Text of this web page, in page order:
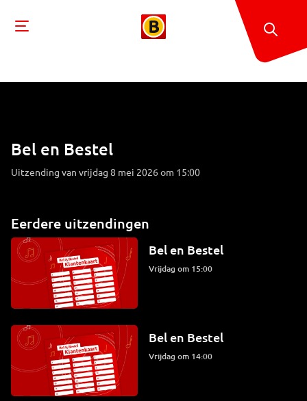
Bel en Bestel
Uitzending van vrijdag 8 mei 2026 om 15:00
Eerdere uitzendingen
Bel en Bestel
vrijdag om 15:00
Bel en Bestel
vrijdag om 14:00